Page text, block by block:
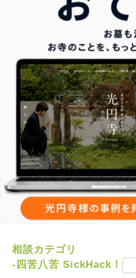
相談カテゴリ
-四苦八苦 SickHack！